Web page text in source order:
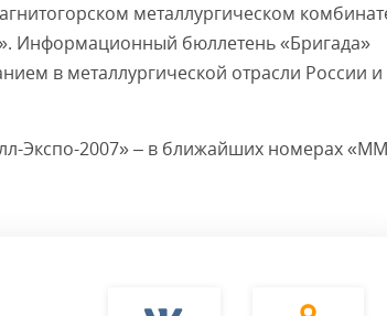
металлургическом
Информационный бюллетень «Бригада»
в металлургической отрасли России и
Экспо-2007» – в ближайших номерах